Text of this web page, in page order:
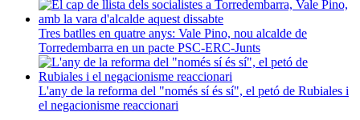
Tres batlles en quatre anys: Vale Pino, nou alcalde de
Torredembarra en un pacte PSC-ERC-Junts
L'any de la reforma del "només sí és sí", el petó de Rubiales i
el negacionisme reaccionari